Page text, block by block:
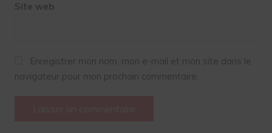
Site web
Enregistrer mon nom, mon e-mail et mon site dans le
navigateur pour mon prochain commentaire.